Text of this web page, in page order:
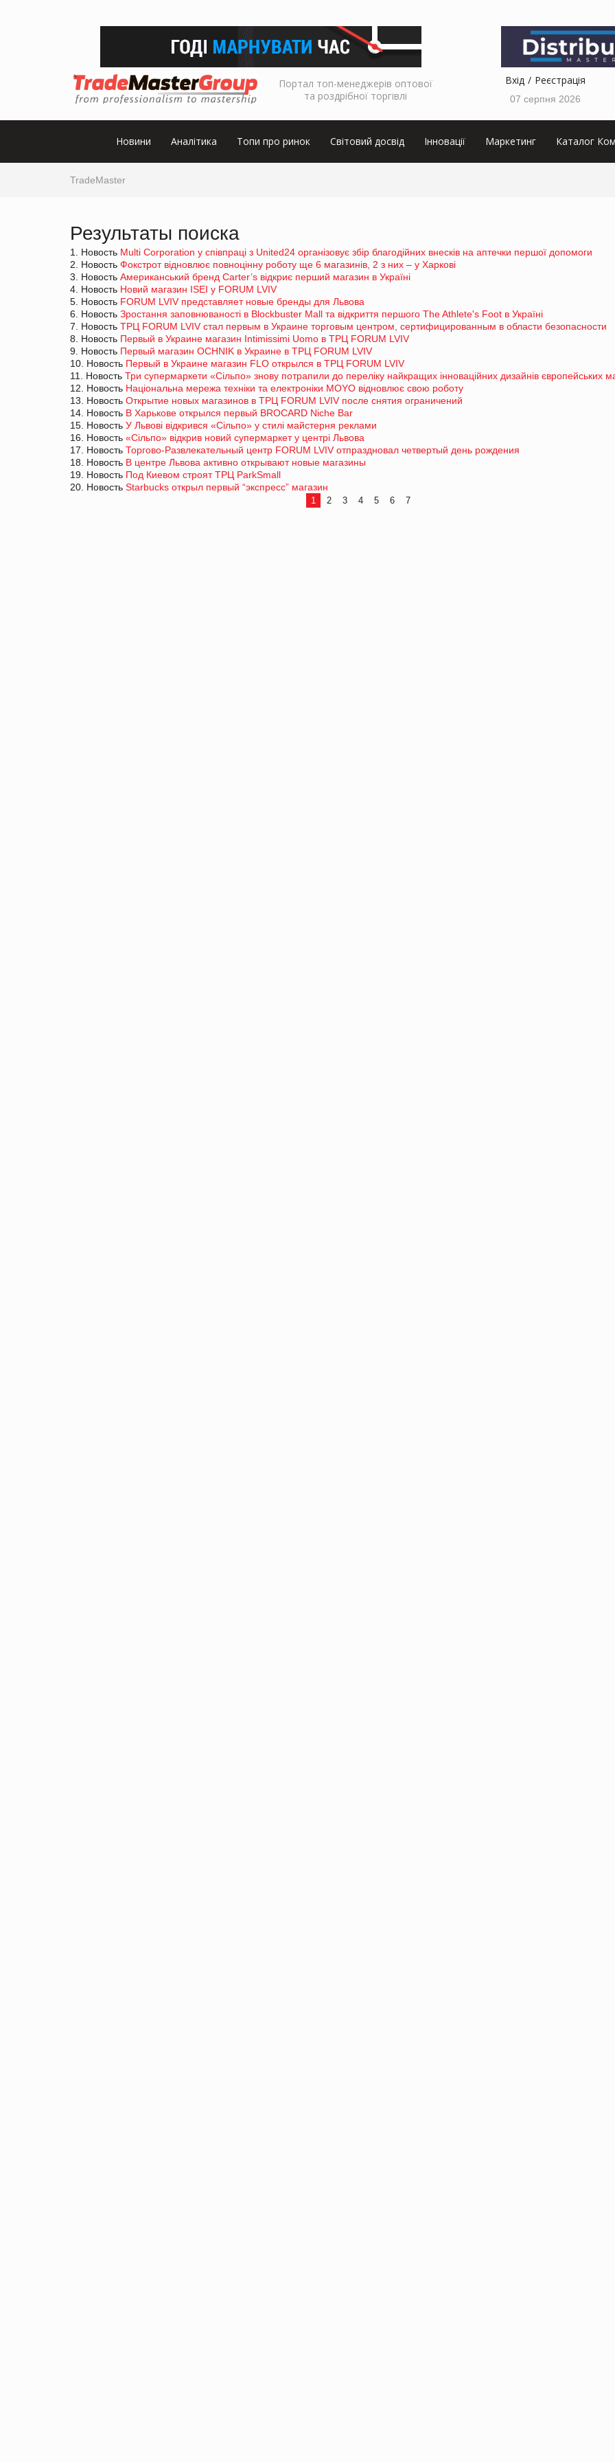
Портал топ-менеджерів оптової
та роздрібної торгівлі
Вхід Реєстрація
07 серпня 2026
Новини Аналітика Топи про ринок Світовий досвід Інновації Маркетинг Каталог
TradeMaster
Результаты поиска
1. Новость Multi Corporation у співпраці з United24 організовує збір благодійних внесків на аптечки першої допомоги
2. Новость Фокстрот відновлює повноцінну роботу ще 6 магазинів, 2 з них – у Харкові
3. Новость Американський бренд Carter’s відкриє перший магазин в Україні
4. Новость Новий магазин ISEI у FORUM LVIV
5. Новость FORUM LVIV представляет новые бренды для Львова
6. Новость Зростання заповнюваності в Blockbuster Mall та відкриття першого The Athlete's Foot в Україні
7. Новость ТРЦ FORUM LVIV стал первым в Украине торговым центром, сертифицированным в области безопасности
8. Новость Первый в Украине магазин Intimissimi Uomo в ТРЦ FORUM LVIV
9. Новость Первый магазин OCHNIK в Украине в ТРЦ FORUM LVIV
10. Новость Первый в Украине магазин FLO открылся в ТРЦ FORUM LVIV
11. Новость Три супермаркети «Сільпо» знову потрапили до переліку найкращих інноваційних дизайнів європейських
12. Новость Національна мережа техніки та електроніки MOYO відновлює свою роботу
13. Новость Открытие новых магазинов в ТРЦ FORUM LVIV после снятия ограничений
14. Новость В Харькове открылся первый BROCARD Niche Bar
15. Новость У Львові відкрився «Сільпо» у стилі майстерня реклами
16. Новость «Сільпо» відкрив новий супермаркет у центрі Львова
17. Новость Торгово-Развлекательный центр FORUM LVIV отпраздновал четвертый день рождения
18. Новость В центре Львова активно открывают новые магазины
19. Новость Под Киевом строят ТРЦ ParkSmall
20. Новость Starbucks открыл первый “экспресс” магазин
1 2 3 4 5 6 7